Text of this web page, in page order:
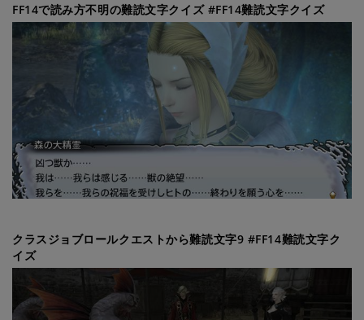
FF14で読み方不明の難読文字クイズ #FF14難読文字クイズ
クラスジョブロールクエストから難読文字9 #FF14難読文字ク
イズ